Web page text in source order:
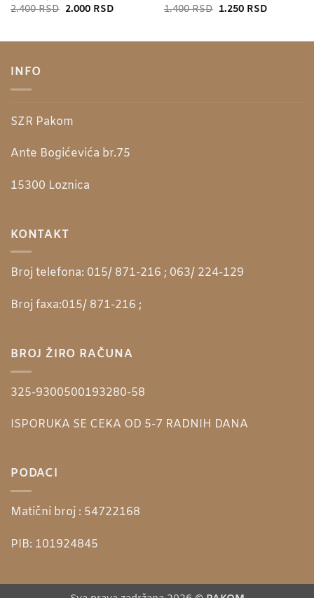
2.400RSD Originalna
2.400 RSD.
2.000 RSDTrenutna
1.400RSD Originalna
1.400 RSD.
1.250 RSDTrenutna
INFO
SZR Pakom
Ante Bogićevića br.75
15300 Loznica
KONTAKT
Broj telefona: 015/ 871-216 ; 063/ 224-129
Broj faxa:015/ 871-216 ;
BROJ ŽIRO RAČUNA
325-9300500193280-58
ISPORUKA SE CEKA OD 5-7 RADNIH DANA
PODACI
Matični broj : 54722168
PIB: 101924845